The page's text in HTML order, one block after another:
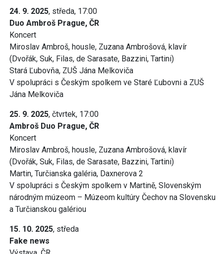
24. 9. 2025, středa, 17:00
Duo Ambroš Prague, ČR
Koncert
Miroslav Ambroš, housle, Zuzana Ambrošová, klavír
(Dvořák, Suk, Filas, de Sarasate, Bazzini, Tartini)
Stará Ľubovňa, ZUŠ Jána Melkoviča
V spolupráci s Českým spolkem ve Staré Ľubovni a ZUŠ
Jána Melkoviča
25. 9. 2025, čtvrtek, 17:00
Ambroš Duo Prague, ČR
Koncert
Miroslav Ambroš, housle, Zuzana Ambrošová, klavír
(Dvořák, Suk, Filas, de Sarasate, Bazzini, Tartini)
Martin, Turčianska galéria, Daxnerova 2
V spolupráci s Českým spolkem v Martině, Slovenským
národným múzeom – Múzeom kultúry Čechov na Slovensku
a Turčianskou galériou
15. 10. 2025, středa
Fake news